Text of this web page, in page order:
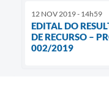
12 NOV 2019 - 14h59
EDITAL DO
DE RECURSO –
002/2019